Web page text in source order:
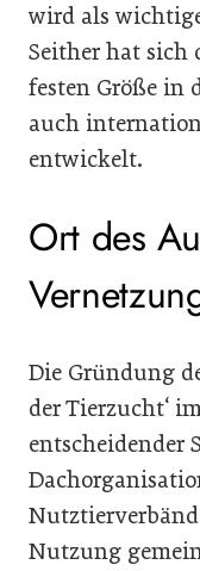
wird als
Seither hat sich
festen Größe in
auch
entwickelt.
Ort des
Die Gründung
der Tierzucht‘
entscheidender
Nutzung